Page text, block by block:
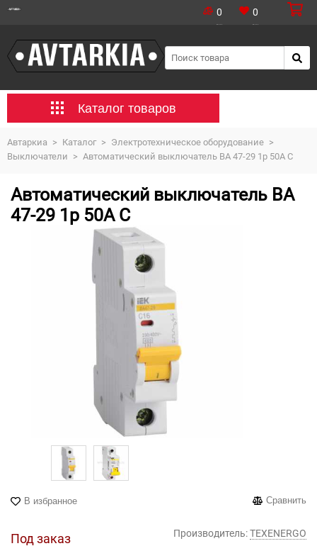
0 0
Каталог товаров
Автаркиа > Каталог > Электротехническое оборудование >
Выключатели > Автоматический выключатель ВА 47-29 1р 50А C
Автоматический выключатель ВА
47-29 1р 50А C
В избранное Сравнить
Под заказ Производитель:TEXENERGO